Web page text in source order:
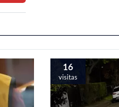
16
visitas